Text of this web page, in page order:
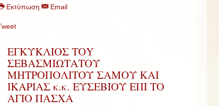
Εκτύπωση Email
ΕΓΚΥΚΛΙΟΣ ΤΟY
ΣΕΒΑΣΜΙΩΤAΤΟΥ
ΜΗΤΡΟΠΟΛIΤΟΥ ΣAΜΟΥ ΚΑI
IΚΑΡΙΑΣ κ.κ. ΕΥΣΕΒΙΟΥ EΠI ΤΟ
ΑΓΙΟ ΠΑΣΧΑ